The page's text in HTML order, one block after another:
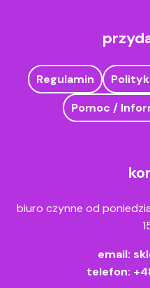
Regulamin
Pomoc /
biuro czynne od
email:
telefon: